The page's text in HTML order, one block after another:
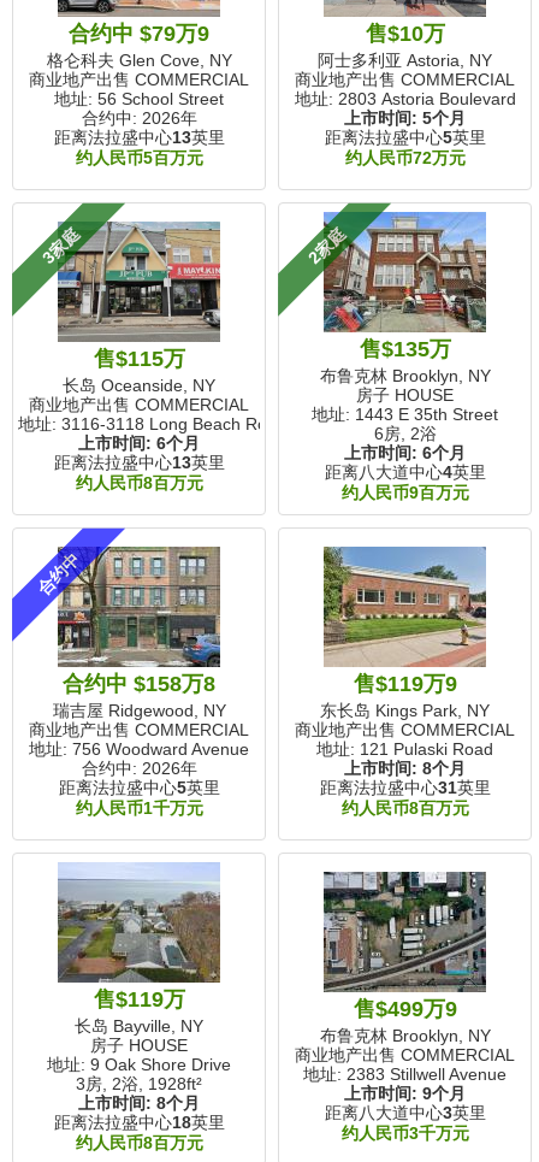
合约中 $79万9
格仑科夫 Glen Cove, NY
商业地产出售 COMMERCIAL
地址: 56 School Street
合约中: 2026年
距离法拉盛中心13英里
约人民币5百万元
售$10万
阿士多利亚 Astoria, NY
商业地产出售 COMMERCIAL
地址: 2803 Astoria Boulevard
上市时间: 5个月
距离法拉盛中心5英里
约人民币72万元
3家庭
售$115万
长岛 Oceanside, NY
商业地产出售 COMMERCIAL
地址: 3116-3118 Long Beach Road
上市时间: 6个月
距离法拉盛中心13英里
约人民币8百万元
2家庭
售$135万
布鲁克林 Brooklyn, NY
房子 HOUSE
地址: 1443 E 35th Street
6房, 2浴
上市时间: 6个月
距离八大道中心4英里
约人民币9百万元
合约中
合约中 $158万8
瑞吉屋 Ridgewood, NY
商业地产出售 COMMERCIAL
地址: 756 Woodward Avenue
合约中: 2026年
距离法拉盛中心5英里
约人民币1千万元
售$119万9
东长岛 Kings Park, NY
商业地产出售 COMMERCIAL
地址: 121 Pulaski Road
上市时间: 8个月
距离法拉盛中心31英里
约人民币8百万元
售$119万
长岛 Bayville, NY
房子 HOUSE
地址: 9 Oak Shore Drive
3房, 2浴, 1928ft²
上市时间: 8个月
距离法拉盛中心18英里
约人民币8百万元
售$499万9
布鲁克林 Brooklyn, NY
商业地产出售 COMMERCIAL
地址: 2383 Stillwell Avenue
上市时间: 9个月
距离八大道中心3英里
约人民币3千万元